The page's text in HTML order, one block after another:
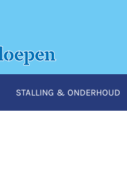
STALLING & ONDERHOUD